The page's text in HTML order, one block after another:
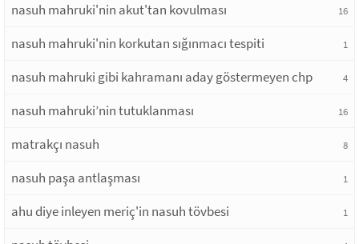
nasuh mahruki'nin akut'tan kovulması 16
nasuh mahruki'nin korkutan sığınmacı tespiti 1
nasuh mahruki gibi kahramanı aday göstermeyen chp 4
nasuh mahruki’nin tutuklanması 16
matrakçı nasuh 8
nasuh paşa antlaşması 1
ahu diye inleyen meriç'in nasuh tövbesi 1